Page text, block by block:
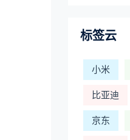
标签云
小米
比亚迪
京东